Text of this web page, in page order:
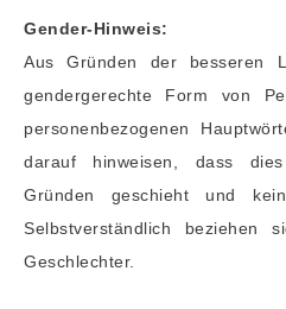
Gender-Hinweis:
Aus Gründen der besseren
gendergerechte Form von
personenbezogenen
darauf hinweisen, dass
Gründen geschieht und
Selbstverständlich beziehen
Geschlechter.